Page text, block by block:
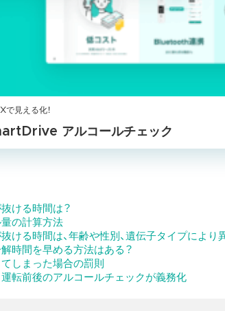
で見える化！
アルコールチェック
ける時間は？
の計算方法
ける時間は、年齢や性別、遺伝子タイプにより
時間を早める方法はある？
しまった場合の罰則
転前後のアルコールチェックが義務化